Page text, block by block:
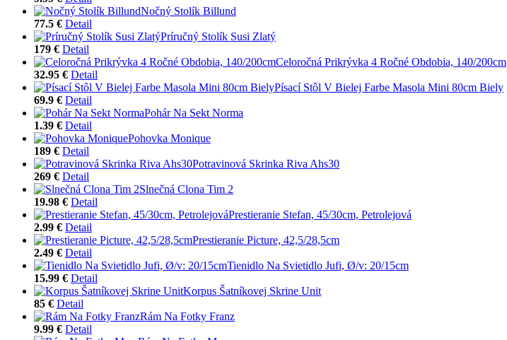
Nočný Stolík Billund
77.5 € Detail
Príručný Stolík Susi Zlatý
179 € Detail
Celoročná Prikrývka 4 Ročné Obdobia, 140/200cm
32.95 € Detail
Písací Stôl V Bielej Farbe Masola Mini 80cm Biely
69.9 € Detail
Pohár Na Sekt Norma
1.39 € Detail
Pohovka Monique
189 € Detail
Potravinová Skrinka Riva Ahs30
269 € Detail
Slnečná Clona Tim 2
19.98 € Detail
Prestieranie Stefan, 45/30cm, Petrolejová
2.99 € Detail
Prestieranie Picture, 42,5/28,5cm
2.49 € Detail
Tienidlo Na Svietidlo Jufi, Ø/v: 20/15cm
15.99 € Detail
Korpus Šatníkovej Skrine Unit
85 € Detail
Rám Na Fotky Franz
9.99 € Detail